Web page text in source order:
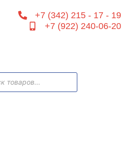
+7 (342) 215 - 17 - 19
+7 (922) 240-06-20